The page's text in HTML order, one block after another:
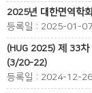
2025년 대한면역학
등록일 : 2025-01-07
(HUG 2025) 제 33차
(3/20-22)
등록일 : 2024-12-26